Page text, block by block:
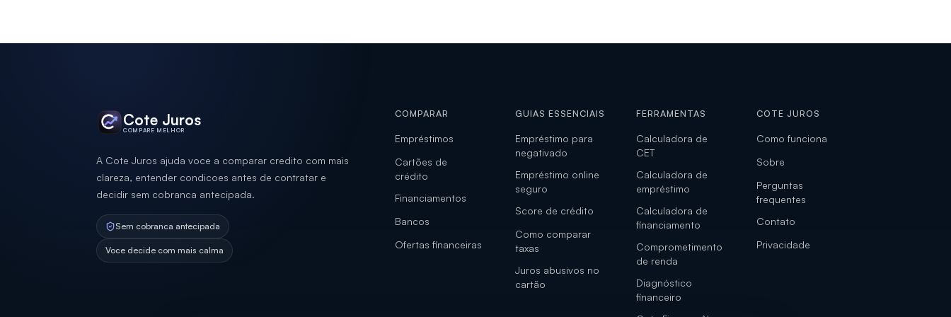
Cote Juros
COMPARE MELHOR
A Cote Juros ajuda voce a comparar credito com mais
clareza, entender condicoes antes de contratar e
decidir sem cobranca antecipada.
Sem cobranca antecipada
Voce decide com mais calma
COMPARAR
Empréstimos
Cartões de
crédito
Financiamentos
Bancos
Ofertas financeiras
GUIAS ESSENCIAIS
Empréstimo para
negativado
Empréstimo online
seguro
Score de crédito
Como comparar
taxas
Juros abusivos no
cartão
FERRAMENTAS
Calculadora de
CET
Calculadora de
empréstimo
Calculadora de
financiamento
Comprometimento
de renda
Diagnóstico
financeiro
COTE JUROS
Como funciona
Sobre
Perguntas
frequentes
Contato
Privacidade